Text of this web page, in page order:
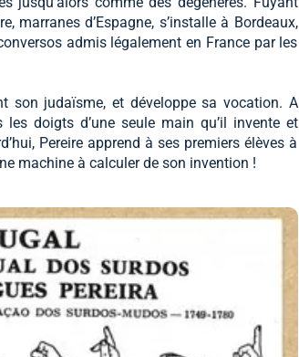
marranes d’Espagne, s’installe à Bordeaux,
admis légalement en France par les
son judaïsme, et développe sa vocation. A
doigts d’une seule main qu’il invente et
Pereire apprend à ses premiers élèves à
machine à calculer de son invention !